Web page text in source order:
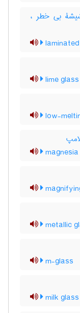
بی خطر ،
lime glass
low-
metallic
m-glass
milk glass